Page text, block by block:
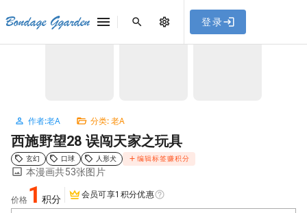
，使用遇到
问题请联系客服。
Bondage Ggarden 登录
首页 / 老A / 西施野望28 误闯天家之玩具
作者:老A 分类: 老A
西施野望28 误闯天家之玩具
玄幻 口球 人形犬 编辑标签赚积分
本漫画共53张图片
价格 1积分 会员可享1积分优惠